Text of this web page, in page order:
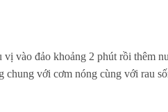
vào đảo khoảng 2 phút rồi thêm
với cơm nóng cùng với rau